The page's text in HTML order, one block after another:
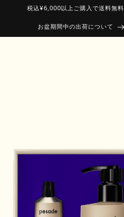
税込¥6,000以上ご購入で送料無料
お盆期間中の出荷について